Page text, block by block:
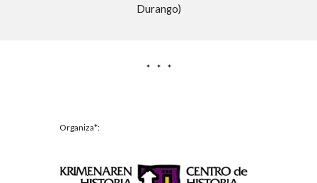
Durango)
*     *     *
Organiza*: